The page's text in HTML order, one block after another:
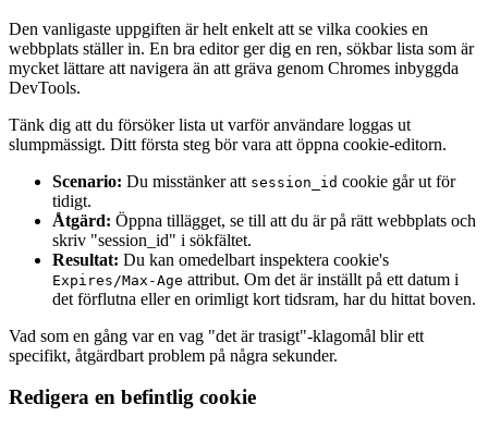
Den vanligaste uppgiften är helt enkelt att se vilka cookies en
webbplats ställer in. En bra editor ger dig en ren, sökbar lista som är
mycket lättare att navigera än att gräva genom Chromes inbyggda
DevTools.
Tänk dig att du försöker lista ut varför användare loggas ut
slumpmässigt. Ditt första steg bör vara att öppna cookie-editorn.
Scenario: Du misstänker att session_id cookie går ut för
tidigt.
Åtgärd: Öppna tillägget, se till att du är på rätt webbplats och
skriv "session_id" i sökfältet.
Resultat: Du kan omedelbart inspektera cookie's
Expires/Max-Age attribut. Om det är inställt på ett datum i
det förflutna eller en orimligt kort tidsram, har du hittat boven.
Vad som en gång var en vag "det är trasigt"-klagomål blir ett
specifikt, åtgärdbart problem på några sekunder.
Redigera en befintlig cookie